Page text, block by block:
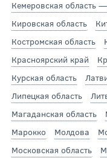
Кемеровская область
Кировская область
Костромская область
Красноярский край
Курская область
Липецкая область
Магаданская область
Марокко
Молдова
Московская область